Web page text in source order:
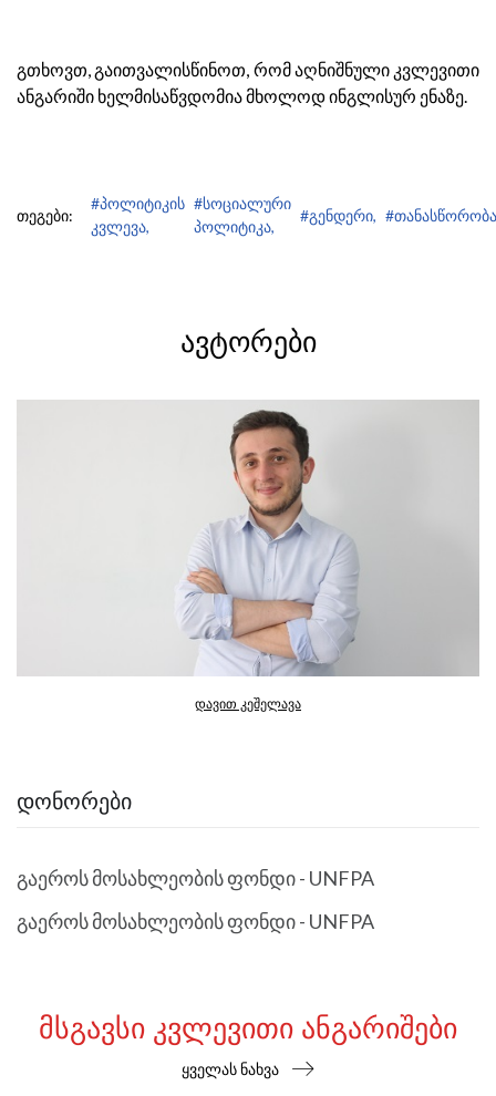
გთხოვთ, გაითვალისწინოთ, რომ აღნიშნული კვლევითი
ანგარიში ხელმისაწვდომია მხოლოდ ინგლისურ ენაზე.
თეგები:
#პოლიტიკის
კვლევა,
#სოციალური
პოლიტიკა,
#გენდერი,
ᲐᲕᲢᲝᲠᲔᲑᲘ
დავით კეშელავა
ᲓᲝᲜᲝᲠᲔᲑᲘ
გაეროს მოსახლეობის ფონდი - UNFPA
გაეროს მოსახლეობის ფონდი - UNFPA
ᲛᲡᲒᲐᲕᲡᲘ ᲙᲕᲚᲔᲕᲘᲗᲘ ᲐᲜᲒᲐᲠᲘᲨᲔᲑᲘ
ყველას ნახვა